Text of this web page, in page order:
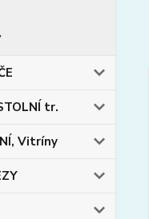
tr.
Vitríny